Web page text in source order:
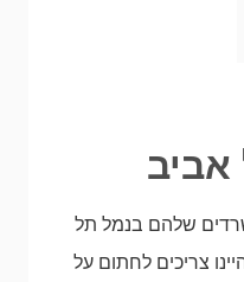
אביב
שלהם בנמל תל
צריכים לחתום על